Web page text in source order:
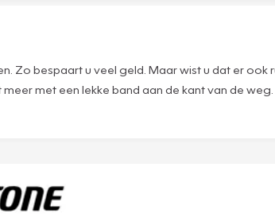
Zo bespaart u veel geld. Maar wist u dat er
met een lekke band aan de kant van de